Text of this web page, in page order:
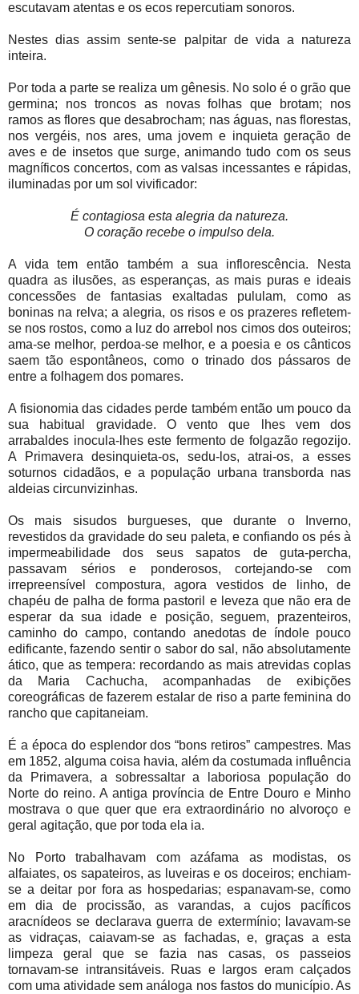
escutavam atentas e os ecos repercutiam sonoros.
Nestes dias assim sente-se palpitar de vida a natureza
inteira.
Por toda a parte se realiza um gênesis. No solo é o grão que
germina; nos troncos as novas folhas que brotam; nos
ramos as flores que desabrocham; nas águas, nas florestas,
nos vergéis, nos ares, uma jovem e inquieta geração de
aves e de insetos que surge, animando tudo com os seus
magníficos concertos, com as valsas incessantes e rápidas,
iluminadas por um sol vivificador:
É contagiosa esta alegria da natureza.
O coração recebe o impulso dela.
A vida tem então também a sua inflorescência. Nesta
quadra as ilusões, as esperanças, as mais puras e ideais
concessões de fantasias exaltadas pululam, como as
boninas na relva; a alegria, os risos e os prazeres refletem-
se nos rostos, como a luz do arrebol nos cimos dos outeiros;
ama-se melhor, perdoa-se melhor, e a poesia e os cânticos
saem tão espontâneos, como o trinado dos pássaros de
entre a folhagem dos pomares.
A fisionomia das cidades perde também então um pouco da
sua habitual gravidade. O vento que lhes vem dos
arrabaldes inocula-lhes este fermento de folgazão regozijo.
A Primavera desinquieta-os, sedu-los, atrai-os, a esses
soturnos cidadãos, e a população urbana transborda nas
aldeias circunvizinhas.
Os mais sisudos burgueses, que durante o Inverno,
revestidos da gravidade do seu paleta, e confiando os pés à
impermeabilidade dos seus sapatos de guta-percha,
passavam sérios e ponderosos, cortejando-se com
irrepreensível compostura, agora vestidos de linho, de
chapéu de palha de forma pastoril e leveza que não era de
esperar da sua idade e posição, seguem, prazenteiros,
caminho do campo, contando anedotas de índole pouco
edificante, fazendo sentir o sabor do sal, não absolutamente
ático, que as tempera: recordando as mais atrevidas coplas
da Maria Cachucha, acompanhadas de exibições
coreográficas de fazerem estalar de riso a parte feminina do
rancho que capitaneiam.
É a época do esplendor dos “bons retiros” campestres. Mas
em 1852, alguma coisa havia, além da costumada influência
da Primavera, a sobressaltar a laboriosa população do
Norte do reino. A antiga província de Entre Douro e Minho
mostrava o que quer que era extraordinário no alvoroço e
geral agitação, que por toda ela ia.
No Porto trabalhavam com azáfama as modistas, os
alfaiates, os sapateiros, as luveiras e os doceiros; enchiam-
se a deitar por fora as hospedarias; espanavam-se, como
em dia de procissão, as varandas, a cujos pacíficos
aracnídeos se declarava guerra de extermínio; lavavam-se
as vidraças, caiavam-se as fachadas, e, graças a esta
limpeza geral que se fazia nas casas, os passeios
tornavam-se intransitáveis. Ruas e largos eram calçados
com uma atividade sem análoga nos fastos do município. As